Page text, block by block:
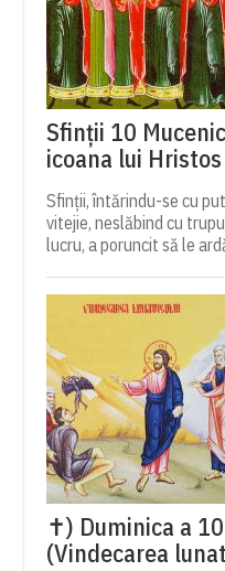
Sfinții 10
icoana lui Hristos
Sfinții, întărindu-se cu
vitejie, neslăbind cu
lucru, a poruncit să le
✝) Duminica a
(Vindecarea